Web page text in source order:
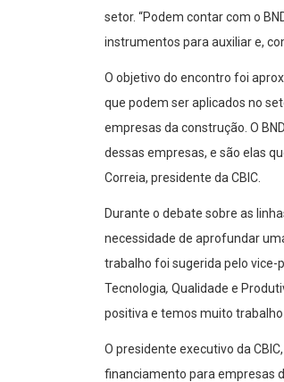
setor. “Podem contar com o
instrumentos para auxiliar e,
O objetivo do encontro foi
que podem ser aplicados no
empresas da construção. O
dessas empresas, e são elas
Correia, presidente da CBIC.
Durante o debate sobre as
necessidade de aprofundar
trabalho foi sugerida pelo vice-
Tecnologia, Qualidade e
positiva e temos muito trabalho
O presidente executivo da
financiamento para empresas